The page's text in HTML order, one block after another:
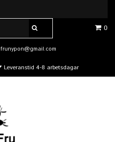
0
frunypon@gmail.com
Leveranstid 4-8 arbetsdagar